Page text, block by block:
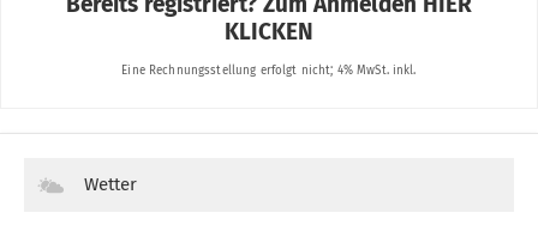
Wetter